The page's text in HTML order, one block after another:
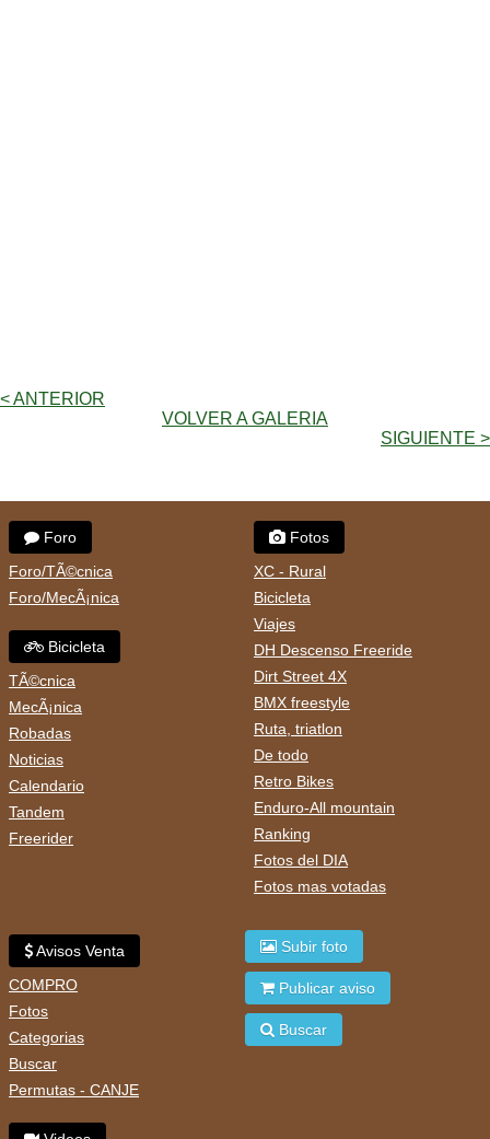
< ANTERIOR
VOLVER A GALERIA
SIGUIENTE >
Foro
Foro/TÃ©cnica
Foro/MecÃ¡nica
Bicicleta
TÃ©cnica
MecÃ¡nica
Robadas
Noticias
Calendario
Tandem
Freerider
Fotos
XC - Rural
Bicicleta
Viajes
DH Descenso Freeride
Dirt Street 4X
BMX freestyle
Ruta, triatlon
De todo
Retro Bikes
Enduro-All mountain
Ranking
Fotos del DIA
Fotos mas votadas
Avisos Venta
COMPRO
Fotos
Categorias
Buscar
Permutas - CANJE
Subir foto
Publicar aviso
Buscar